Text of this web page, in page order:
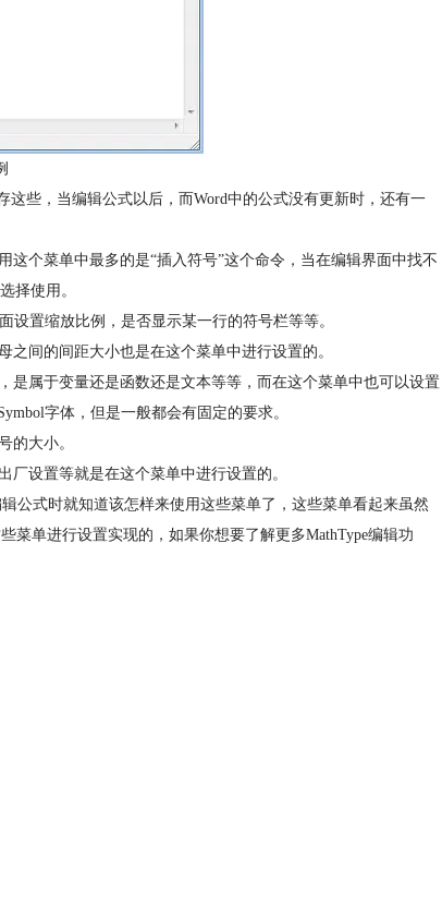
这些，当编辑公式以后，而Word中的公式没有更新时，还有一
个菜单中最多的是“插入符号”这个命令，当在编辑界面中找不
择使用。
设置缩放比例，是否显示某一行的符号栏等等。
间的间距大小也是在这个菜单中进行设置的。
是属于变量还是函数还是文本等等，而在这个菜单中也可以设置
字体，但是一般都会有固定的要求。
的大小。
设置等就是在这个菜单中进行设置的。
公式时就知道该怎样来使用这些菜单了，这些菜单看起来虽然
菜单进行设置实现的，如果你想要了解更多MathType编辑功